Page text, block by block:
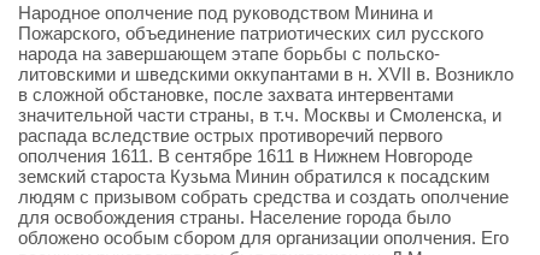
Народное ополчение под руководством Минина и
Пожарского, объединение патриотических сил русского
народа на завершающем этапе борьбы с польско-
литовскими и шведскими оккупантами в н. XVII в. Возникло
в сложной обстановке, после захвата интервентами
значительной части страны, в т.ч. Москвы и Смоленска, и
распада вследствие острых противоречий первого
ополчения 1611. В сентябре 1611 в Нижнем Новгороде
земский староста Кузьма Минин обратился к посадским
людям с призывом собрать средства и создать ополчение
для освобождения страны. Население города было
обложено особым сбором для организации ополчения. Его